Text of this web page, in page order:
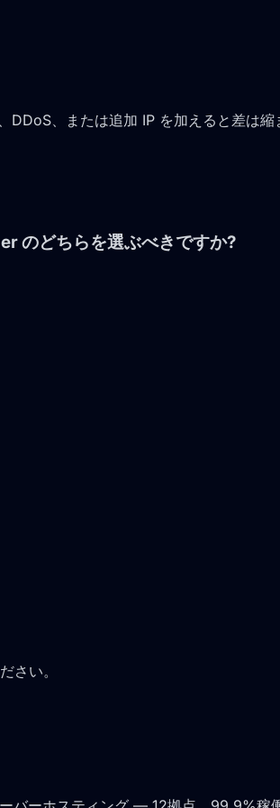
、または追加 IP を加えると差は縮
のどちらを選ぶべきですか?
さい。